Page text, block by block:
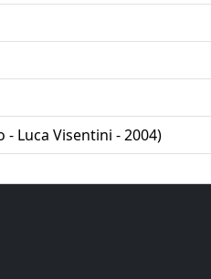
- Luca Visentini - 2004)